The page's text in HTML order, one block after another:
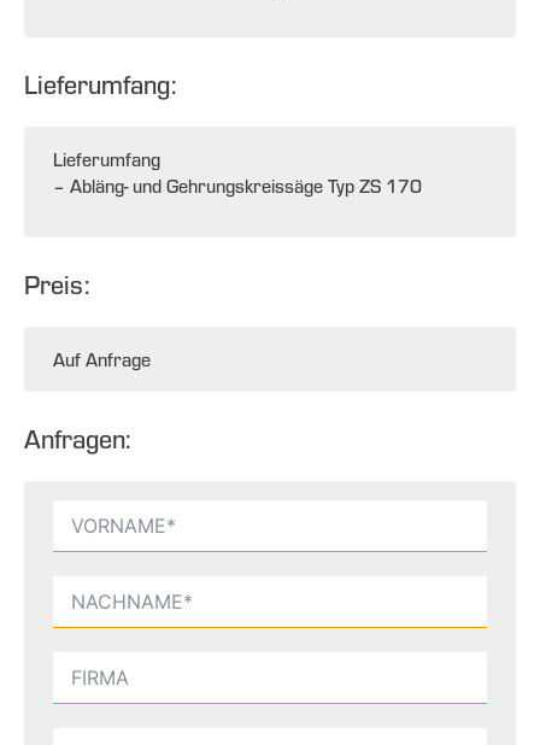
Lieferumfang:
Lieferumfang
– Abläng- und Gehrungskreissäge Typ ZS 170
Preis:
Auf Anfrage
Anfragen: